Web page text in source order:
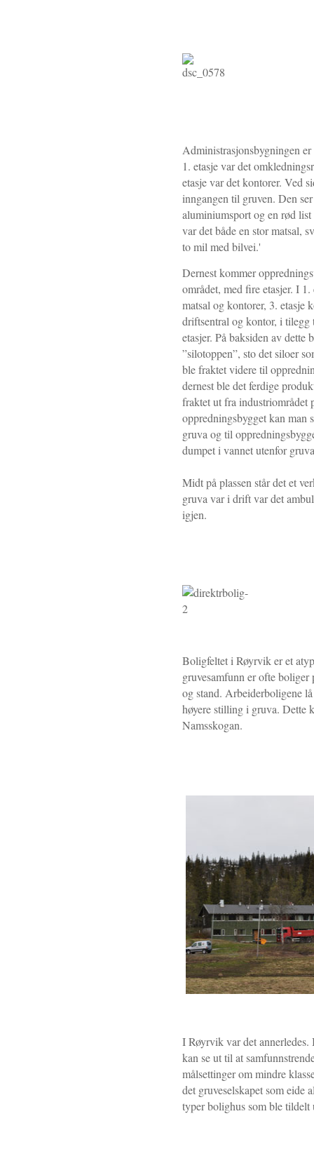
Administrasjonsbygningen
1. etasje var det
etasje var det kontorer. Ved
inngangen til gruven. Den
aluminiumsport og en rød
var det både en stor matsal,
to mil med bilvei.'
Dernest kommer
området, med fire etasjer. I
matsal og kontorer, 3. etasje
driftsentral og kontor, i
etasjer. På baksiden av
”silotoppen”, sto det siloer
ble fraktet videre til
dernest ble det ferdige
fraktet ut fra industriområdet
oppredningsbygget kan man
gruva og til
dumpet i vannet utenfor
Midt på plassen står det et
gruva var i drift var det
igjen.
Boligfeltet i Røyrvik er et
gruvesamfunn er ofte
og stand. Arbeiderboligene
høyere stilling i gruva. Dette
Namsskogan.
I Røyrvik var det
kan se ut til at
målsettinger om mindre
det gruveselskapet som eide
typer bolighus som ble